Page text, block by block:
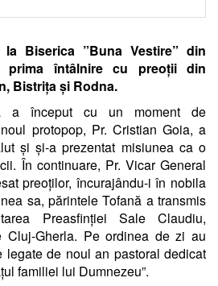
la Biserica ”Buna Vestire” din
întâlnire cu preoții din
Bistrița și Rodna.
a început cu un moment de
protopop, Pr. Cristian Goia, a
și și-a prezentat misiunea ca o
În continuare, Pr. Vicar General
preoților, încurajându-i în nobila
sa, părintele Tofană a transmis
Preasfinției Sale Claudiu,
Cluj-Gherla. Pe ordinea de zi au
legate de noul an pastoral dedicat
familiei lui Dumnezeu”.